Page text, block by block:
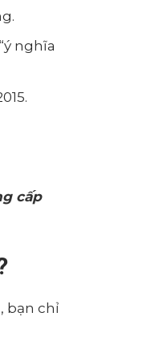
nghĩa
cấp
bạn chỉ